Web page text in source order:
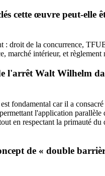
cette œuvre peut-elle
: droit de la concurrence,
marché intérieur, et règlement
l'arrêt Walt Wilhelm
fondamental car il a
l'application parallèle
en respectant la primauté du
de « double